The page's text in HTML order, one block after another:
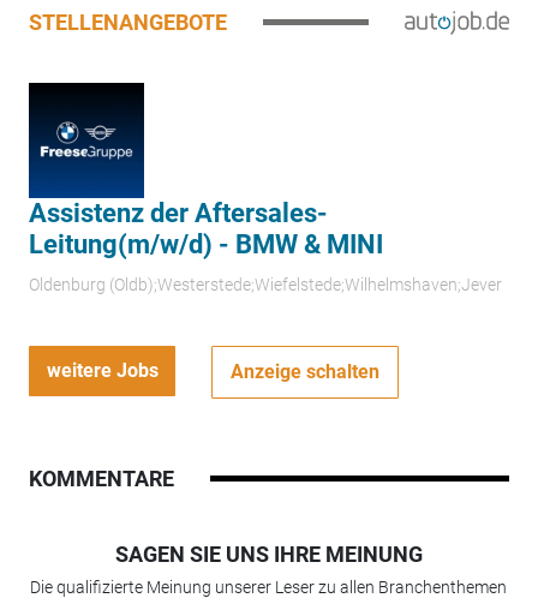
STELLENANGEBOTE
Assistenz der Aftersales-
Leitung(m/w/d) - BMW & MINI
Oldenburg (Oldb);Westerstede;Wiefelstede;Wilhelmshaven;Jever
weitere Jobs Anzeige schalten
KOMMENTARE
SAGEN SIE UNS IHRE MEINUNG
Die qualifizierte Meinung unserer Leser zu allen Branchenthemen